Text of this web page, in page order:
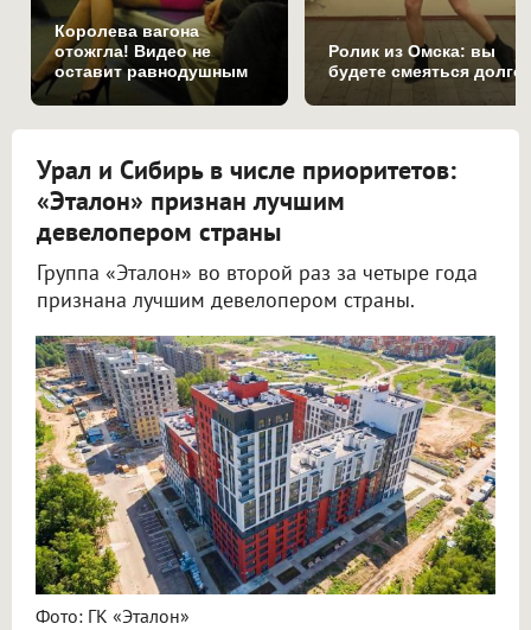
Королева вагона
отожгла! Видео не
оставит равнодушным
Ролик из Омска: вы
будете смеяться долго
Урал и Сибирь в числе приоритетов:
«Эталон» признан лучшим
девелопером страны
Группа «Эталон» во второй раз за четыре года
признана лучшим девелопером страны.
Фото: ГК «Эталон»